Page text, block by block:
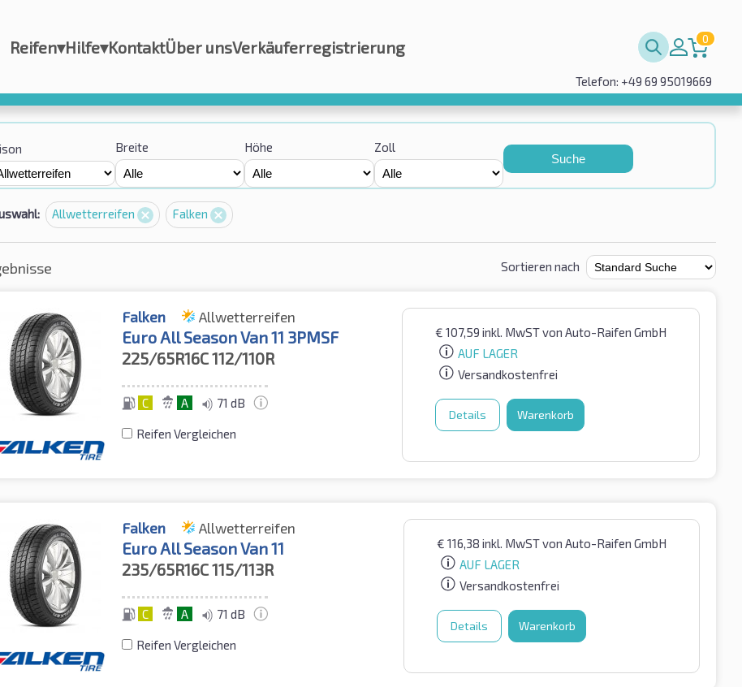
Reifen▾Hilfe▾KontaktÜber unsVerkäuferregistrierung 0
Telefon: +49 69 95019669
Breite Höhe Zoll
Suche
Allwetterreifen Falken
Sortieren nach
Falken Allwetterreifen
Euro All Season Van 11 3PMSF
225/65R16C112/110R
C A 71 dB
Reifen Vergleichen
€ 107,59 inkl. MwSTvon Auto-Raifen GmbH
AUF LAGER
Versandkostenfrei
Details Warenkorb
Falken Allwetterreifen
Euro All Season Van 11
235/65R16C115/113R
C A 71 dB
Reifen Vergleichen
€ 116,38 inkl. MwSTvon Auto-Raifen GmbH
AUF LAGER
Versandkostenfrei
Details Warenkorb